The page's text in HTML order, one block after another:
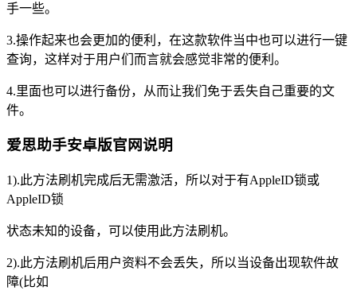
手一些。
3.操作起来也会更加的便利，在这款软件当中也可以进行一键
查询，这样对于用户们而言就会感觉非常的便利。
4.里面也可以进行备份，从而让我们免于丢失自己重要的文
件。
爱思助手安卓版官网说明
1).此方法刷机完成后无需激活，所以对于有AppleID锁或
AppleID锁
状态未知的设备，可以使用此方法刷机。
2).此方法刷机后用户资料不会丢失，所以当设备出现软件故
障(比如